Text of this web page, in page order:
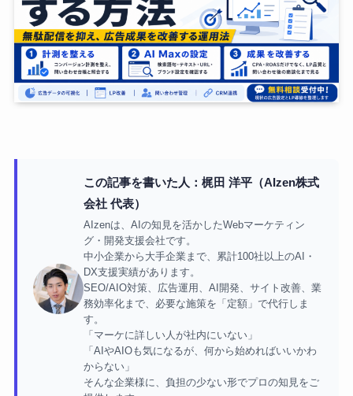
この記事を書いた人：梶田 洋平（AIzen株式
会社 代表）
AIzenは、AIの知見を活かしたWebマーケティン
グ・開発支援会社です。
中小企業から大手企業まで、累計100社以上のAI・
DX支援実績があります。
SEO/AIO対策、広告運用、AI開発、サイト改善、業
務効率化まで、必要な施策を「定額」で代行しま
す。
「マーケに詳しい人が社内にいない」
「AIやAIOも気になるが、何から始めればいいかわ
からない」
そんな企業様に、負担の少ない形でプロの知見をご